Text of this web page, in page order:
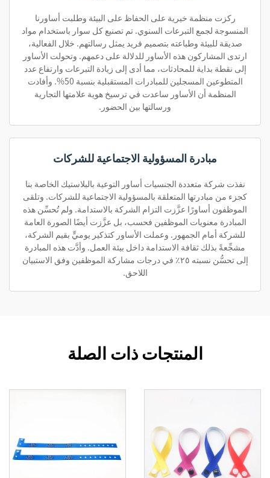
ركزت منظمة خيرية على الحفاظ على البيئة وطلبت أساورنا
المنسوجة لجمع التبرعات السنوي. تم تصنيع كل سوار باستخدام مواد
صديقة للبيئة وطباعته بتصميم فريد يمثل رسالتهم. خلال الفعالية،
ارتدى المشاركون هذه الأساور للدلالة على دعمهم. وتحولت الأساور
إلى نقطة بداية للمحادثات، مما أدى إلى زيادة التبرعات وارتفاع عدد
المتطوعين المسجلين للمبادرات المستقبلية بنسبة 50%. وأفادت
المنظمة أن الأساور ساعدت في ترسيخ هوية علامتها التجارية
ورسالتها بين الحضور.
مبادرة المسؤولية الاجتماعية للشركات
نفذت شركة متعددة الجنسيات أساور التوعية بالبلاستيك الخاصة بنا
كجزء من مبادرتها المتعلقة بالمسؤولية الاجتماعية للشركات. وتلقى
الموظفون أساورًا عزَّزت التزام الشركة بالاستدامة. ولم تُحسِّن هذه
المبادرة معنويات الموظفين فحسب، بل عزَّزت أيضًا الصورة العامة
للشركة أمام الجمهور. وعملت الأساور كتذكير يوميٍّ بقيم الشركة،
مشجِّعةً بذلك ثقافة الاستدامة داخل بيئة العمل. وأدَّت هذه المبادرة
إلى تحسُّن نسبته ٢٥٪ في درجات مشاركة الموظفين وفق الاستبيان
اللاحق.
المنتجات ذات الصلة